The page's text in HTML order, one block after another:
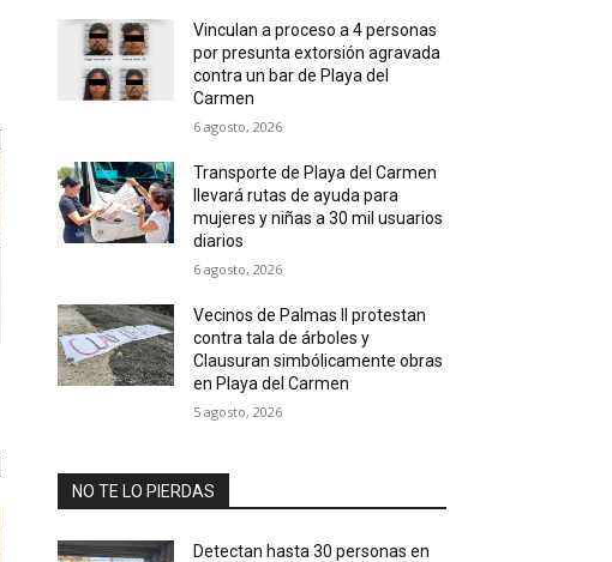
Vinculan a proceso a 4 personas
por presunta extorsión agravada
contra un bar de Playa del
Carmen
6 agosto, 2026
Transporte de Playa del Carmen
llevará rutas de ayuda para
mujeres y niñas a 30 mil usuarios
diarios
6 agosto, 2026
Vecinos de Palmas II protestan
contra tala de árboles y
Clausuran simbólicamente obras
en Playa del Carmen
5 agosto, 2026
NO TE LO PIERDAS
Detectan hasta 30 personas en